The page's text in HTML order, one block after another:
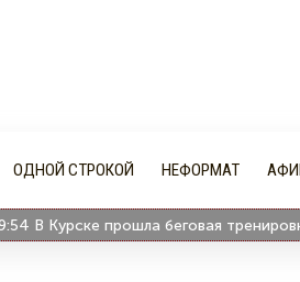
ОДНОЙ СТРОКОЙ НЕФОРМАТ
прошла беговая тренировка-